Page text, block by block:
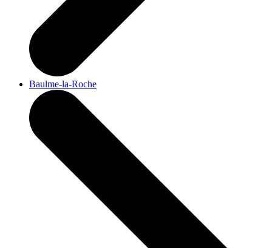
Baulme-la-Roche